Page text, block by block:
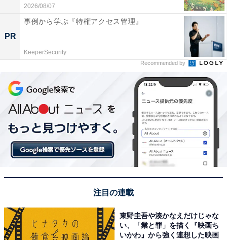
2026/08/07
PR
事例から学ぶ『特権アクセス管理』
KeeperSecurity
Recommended by
注目の連載
東野圭吾や湊かなえだけじゃな
い、「業と罪」を描く『映画ち
いかわ』から強く連想した映画